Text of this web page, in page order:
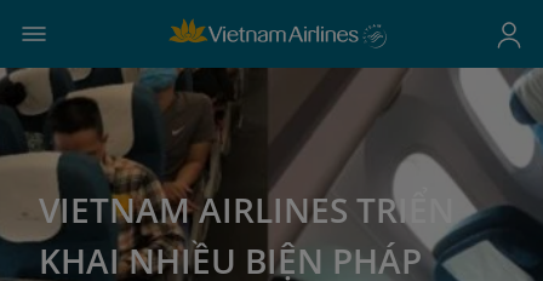
VIETNAM AIRLINES TRIỂN
KHAI NHIỀU BIỆN PHÁP